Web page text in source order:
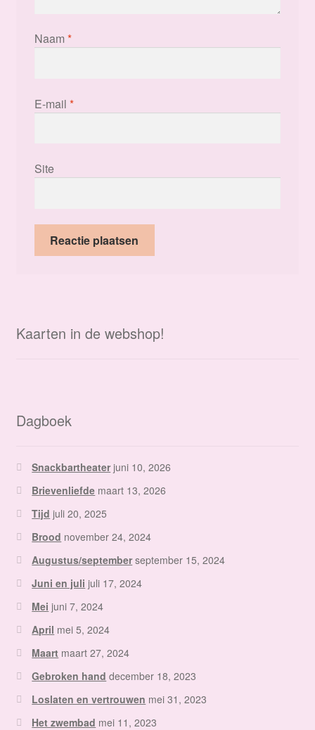
Naam *
E-mail *
Site
Kaarten in de webshop!
Dagboek
Snackbartheater juni 10, 2026
Brievenliefde maart 13, 2026
Tijd juli 20, 2025
Brood november 24, 2024
Augustus/september september 15, 2024
Juni en juli juli 17, 2024
Mei juni 7, 2024
April mei 5, 2024
Maart maart 27, 2024
Gebroken hand december 18, 2023
Loslaten en vertrouwen mei 31, 2023
Het zwembad mei 11, 2023